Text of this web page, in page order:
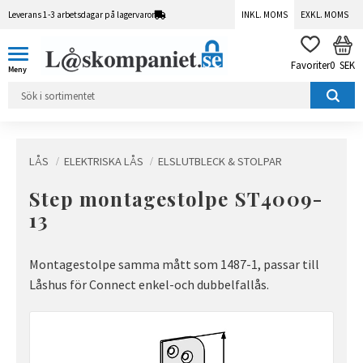
Leverans 1-3 arbetsdagar på lagervaror INKL. MOMS EXKL. MOMS
FAVORITER
0 SEK
LÅS ELEKTRISKA LÅS ELSLUTBLECK & STOLPAR
Step montagestolpe ST4009-
13
Montagestolpe samma mått som 1487-1, passar till
Låshus för Connect enkel-och dubbelfallås.